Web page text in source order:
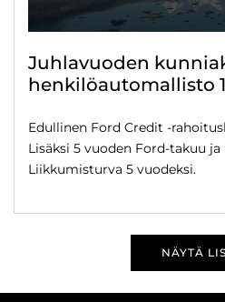
Juhlavuoden
henkilöautomallisto
Edullinen Ford Credit -
Lisäksi 5 vuoden Ford-takuu ja
Liikkumisturva 5 vuodeksi.
NÄYTÄ